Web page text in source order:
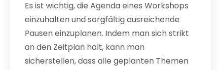
Es ist wichtig, die Agenda eines Workshops
einzuhalten und sorgfältig ausreichende
Pausen einzuplanen. Indem man sich strikt
an den Zeitplan hält, kann man
sicherstellen, dass alle geplanten Themen